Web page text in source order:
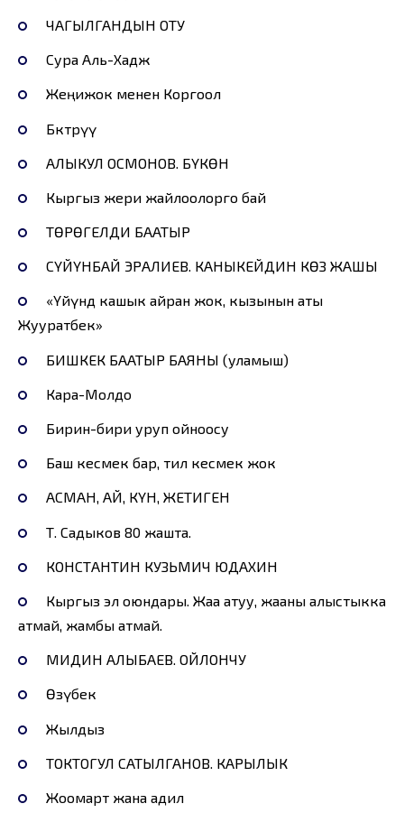
ЧАГЫЛГАНДЫН ОТУ
Сура Аль-Хадж
Жеңижок менен Коргоол
Бөктөрүү
АЛЫКУЛ ОСМОНОВ. БҮКӨН
Кыргыз жери жайлоолорго бай
ТӨРӨГЕЛДИ БААТЫР
СҮЙҮНБАЙ ЭРАЛИЕВ. КАНЫКЕЙДИН КӨЗ ЖАШЫ
«Үйүндө кашык айран жок, кызынын аты
Жууратбек»
БИШКЕК БААТЫР БАЯНЫ (уламыш)
Кара-Молдо
Бирин-бири уруп ойноосу
Баш кесмек бар, тил кесмек жок
АСМАН, АЙ, КҮН, ЖЕТИГЕН
Т. Садыков 80 жашта.
КОНСТАНТИН КУЗЬМИЧ ЮДАХИН
Кыргыз эл оюндары. Жаа атуу, жааны алыстыкка
атмай, жамбы атмай.
МИДИН АЛЫБАЕВ. ОЙЛОНЧУ
Өзүбек
Жылдыз
ТОКТОГУЛ САТЫЛГАНОВ. КАРЫЛЫК
Жоомарт жана адил